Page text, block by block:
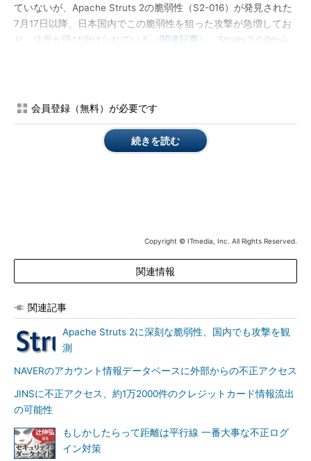
ていないが、Apache Struts 2の脆弱性（S2-016）が発見された
7月17日以降、日本国内でこの脆弱性を狙った攻撃が急増してお
り、注意が呼び掛けられている（ 関連記事 ）。Struts 2.0.0から
（7月25日追記：初出時のタイトルに誤りがありましたので修正
会員登録（無料）が必要です
続きを読む
Copyright © ITmedia, Inc. All Rights Reserved.
関連情報
関連記事
Apache Struts 2に深刻な脆弱性、国内でも攻撃を観
測
NAVERのアカウント情報データベースに外部からの不正アクセス
JINSに不正アクセス、約1万2000件のクレジットカード情報流出
の可能性
もしかしたらって距離は平行線 一番大事な不正ログ
イン対策